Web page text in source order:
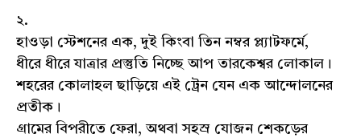
২.
হাওড়া স্টেশনের এক, দুই কিংবা তিন নম্বর প্ল্যাটফর্মে,
ধীরে ধীরে যাত্রার প্রস্তুতি নিচ্ছে আপ তারকেশ্বর লোকাল।
শহরের কোলাহল ছাড়িয়ে এই ট্রেন যেন এক আন্দোলনের
প্রতীক।
গ্রামের বিপরীতে ফেরা, অথবা সহস্র যোজন শেকড়ের